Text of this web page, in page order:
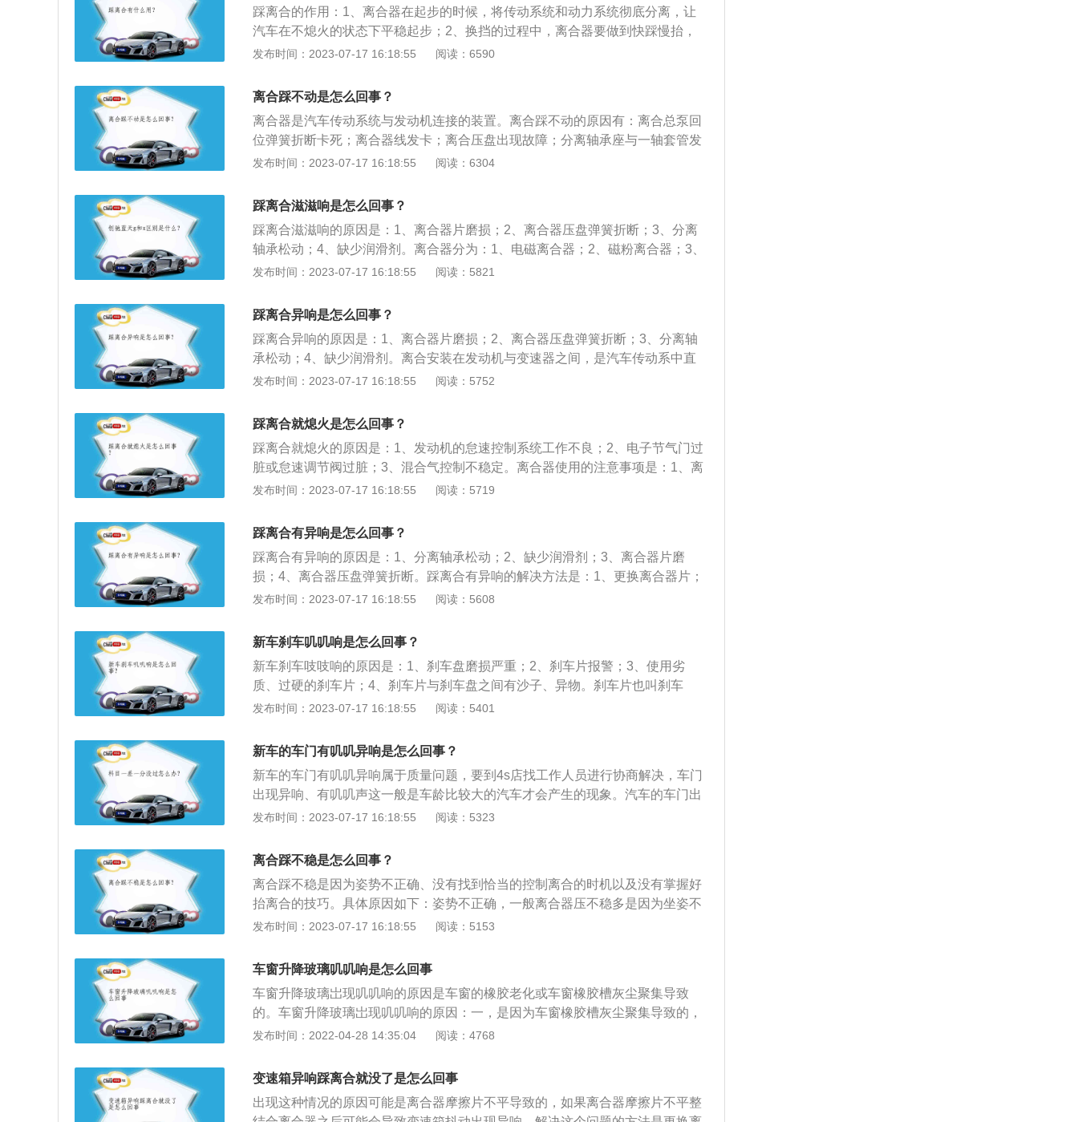
矩。
踩离合的作用：1、离合器在起步的时候，将传动系统和动力系统彻底分离，让
汽车在不熄火的状态下平稳起步；2、换挡的过程中，离合器要做到快踩慢抬，
确保在换挡过程中不会出现顿挫；3、高速刹车使用离合器，先踩刹车再使用离
变速箱。汽车离合器是连接发动机和变速箱的重要部件，离合器接通后，发动机
和变速箱之间产生啮合状态，此时发动机带着变速箱运转；当离合器分离之后，
发动机和变速箱之间脱开联系，就算踩油门也只是发动机空转，因此在踩离合时
就必须踩到底，避免导致离合器的过度磨损，在开车过程中也存在很大的安全隐
患。
发布时间：2023-07-17 16:18:55 阅读：6590
离合踩不动是怎么回事？
离合器是汽车传动系统与发动机连接的装置。离合踩不动的原因有：离合总泵回
位弹簧折断卡死；离合器线发卡；离合压盘出现故障；分离轴承座与一轴套管发
卡；离合拔叉轴与离合器壳生锈。具体解决办法如下：1、离合总泵回位弹簧折
法：更换离合器线。3、离合压盘出现故障。解决办法：更换离合压盘。4、分离
轴承座与一轴套管发卡。解决办法：更换分离轴承座与一轴套管。5、离合拔叉
轴与离合器壳生锈。解决办法：更换离合拔叉轴与离合器壳。
发布时间：2023-07-17 16:18:55 阅读：6304
踩离合滋滋响是怎么回事？
踩离合滋滋响的原因是：1、离合器片磨损；2、离合器压盘弹簧折断；3、分离
轴承松动；4、缺少润滑剂。离合器分为：1、电磁离合器；2、磁粉离合器；3、
摩擦离合器；4、液力离合器。离合器的工作原理是：1、当车辆起步时，司机踩
行驶时，压盘是紧紧挤靠在飞轮的摩擦片上的，此时压盘与摩擦片之间的摩擦力
较大，输入轴和输出轴之间保持相对静摩擦，两者转速相同。
发布时间：2023-07-17 16:18:55 阅读：5821
踩离合异响是怎么回事？
踩离合异响的原因是：1、离合器片磨损；2、离合器压盘弹簧折断；3、分离轴
承松动；4、缺少润滑剂。离合安装在发动机与变速器之间，是汽车传动系中直
接与发动机相联系的总成件，其作用是：保证汽车平稳地起步和实现平顺的换
分离，此时压盘与飞轮完全不接触；2、当车辆在正常行驶时，压盘是紧紧挤靠
在飞轮的摩擦片上的，此时压盘与摩擦片之间的摩擦力较大，输入轴和输出轴之
间保持相对静摩擦，两者转速相同。
发布时间：2023-07-17 16:18:55 阅读：5752
踩离合就熄火是怎么回事？
踩离合就熄火的原因是：1、发动机的怠速控制系统工作不良；2、电子节气门过
脏或怠速调节阀过脏；3、混合气控制不稳定。离合器使用的注意事项是：1、离
合器安装前必须清洗干净，去除防锈脂及杂物；2、离合器可同轴安装，也可以
油；4、电源及控制线路，离合器电源为直流24伏；5、牙嵌式电磁离合器安装
时，保证端面齿之间有一定间隙，使空转时无磨齿现象。
发布时间：2023-07-17 16:18:55 阅读：5719
踩离合有异响是怎么回事？
踩离合有异响的原因是：1、分离轴承松动；2、缺少润滑剂；3、离合器片磨
损；4、离合器压盘弹簧折断。踩离合有异响的解决方法是：1、更换离合器片；
2、更换离合器压盘弹簧；3、调整分离轴承；4、补充润滑剂。离合器的工作原
轮完全不接触；2、当车辆在正常行驶时，压盘是紧紧挤靠在飞轮的摩擦片上
的，此时压盘与摩擦片之间的摩擦力较大，输入轴和输出轴之间保持相对静摩
擦，两者转速相同。
发布时间：2023-07-17 16:18:55 阅读：5608
新车刹车叽叽响是怎么回事？
新车刹车吱吱响的原因是：1、刹车盘磨损严重；2、刹车片报警；3、使用劣
质、过硬的刹车片；4、刹车片与刹车盘之间有沙子、异物。刹车片也叫刹车
皮，在汽车的刹车系统中，刹车片是关键的安全零件，所有刹车效果的好坏都是
在1.5cm左右，随着使用中不断摩擦厚度会逐渐变薄；2、听声音：如果在轻点刹
车的同时伴随有“铁蹭铁”的丝丝声或者嚣叫声（也有可能是刹车片在刚开始安装
时磨合产生的作用），此时刹车片必须立即更换；3、凭脚感：如果踩上去感到
很吃力，往往需要把刹车踩得更深才能达到以往的制动效果，或者采取紧急刹车
时会明显感觉踏板位置低，就有可能是刹车片基本已经丧失摩擦力了，这时候必
发布时间：2023-07-17 16:18:55 阅读：5401
新车的车门有叽叽异响是怎么回事？
新车的车门有叽叽异响属于质量问题，要到4s店找工作人员进行协商解决，车门
出现异响、有叽叽声这一般是车龄比较大的汽车才会产生的现象。汽车的车门出
现异响的原因比较多，主要包括缺少润滑、限位器中的杂质未及时清理、车门变
铰链进行连接，如果铰链缺少润滑，在开关车门时就会出现异响，只需要及时对
其进行润滑即可；2、限位器未及时清理：如果车门限位器臂杆、限位器销轴或
者其他地方夹杂了一些沙石或其他杂质没有及时清理，也会出现开关车门时有异
响的情况，需要及时对车门的限位器进行清理；3、车门变形：车辆在碰撞后，
如果车门变形了，也会出现车门异响的情况，需要到修理店或者4s店请专业人士
发布时间：2023-07-17 16:18:55 阅读：5323
离合踩不稳是怎么回事？
离合踩不稳是因为姿势不正确、没有找到恰当的控制离合的时机以及没有掌握好
抬离合的技巧。具体原因如下：姿势不正确，一般离合器压不稳多是因为坐姿不
对、踩法不对；正确方法是左脚跟踩实，作为支点，前脚掌发力，压或抬踏板；
势踩离合是第一要点，将脚尖至于离合踏板处，脚跟在地面上自然靠着，要保证
完全踩下离合踏板时，大腿跟小腿能够呈自然弯曲的弧度；禁止悬空脚掌踩踏离
合踏板，长时间如此会引起脚部的疲劳；有些个子稍矮的学员，姿势正确，但是
座椅调的不够前，当踩下离合踏板时腿不够长，此时脚后跟还在原地不动，只用
脚尖踩踏板，这样很容易造成力量不够而打滑，所以座椅的调整也很重要。控制
不管是半联动的位置，还是正常行驶的位置，离合踏板的高度，都要比平路上高
一些。抬离合技巧没有掌握，手动挡汽车一定要掌握“一快二慢三联动”技巧，指
的是在进入半联动时要慢抬最好要稳住一两秒，如果感觉速度慢可以再慢抬，但
发布时间：2023-07-17 16:18:55 阅读：5153
车窗升降玻璃叽叽响是怎么回事
车窗升降玻璃岀现叽叽响的原因是车窗的橡胶老化或车窗橡胶槽灰尘聚集导致
的。车窗升降玻璃岀现叽叽响的原因：一，是因为车窗橡胶槽灰尘聚集导致的，
脏污多了阻力也会增大，最后发出咯吱咯吱的声音。处理的方法用抹布打湿后包
来进行清理就可以了。二，车窗的橡胶老化也是会导致车窗的升降也会岀现叽叽
响，直接用润滑油来解决橡胶圈老化就可以了，方法是就直接将润滑油喷涂在橡
胶上就可以了，不仅可以润滑，还可以保持橡胶的韧性，从而防止干裂的情况发
发布时间：2022-04-28 14:35:04 阅读：4768
变速箱异响踩离合就没了是怎么回事
出现这种情况的原因可能是离合器摩擦片不平导致的，如果离合器摩擦片不平整